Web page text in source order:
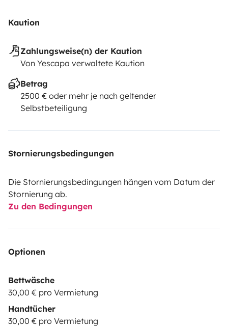
Kaution
Zahlungsweise(n) der Kaution
Von Yescapa verwaltete Kaution
Betrag
2500 € oder mehr je nach geltender
Selbstbeteiligung
Stornierungsbedingungen
Die Stornierungsbedingungen hängen vom Datum der
Stornierung ab.
Zu den Bedingungen
Optionen
Bettwäsche
30,00 € pro Vermietung
Handtücher
30,00 € pro Vermietung